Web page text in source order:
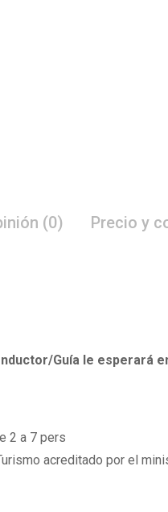
(0) Precio y
Guía le esperará
2 a 7 pers
acreditado por el